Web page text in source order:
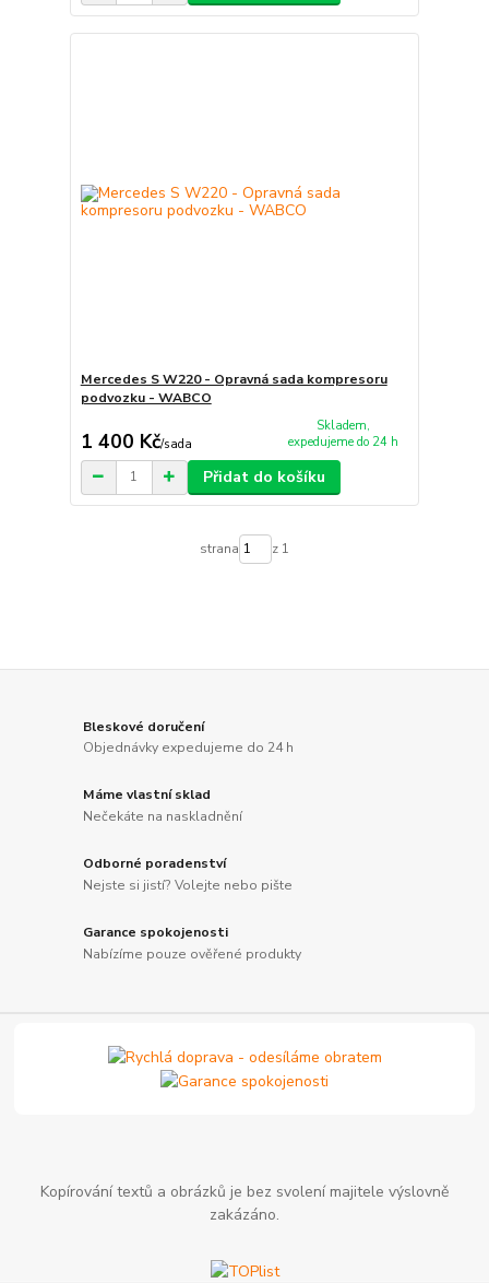
Mercedes S W220 - Opravná sada kompresoru
podvozku - WABCO
1 400 Kč/sada
Skladem,
expedujeme do 24 h
Přidat do košíku
strana z 1
Bleskové doručení
Objednávky expedujeme do 24 h
Máme vlastní sklad
Nečekáte na naskladnění
Odborné poradenství
Nejste si jistí? Volejte nebo pište
Garance spokojenosti
Nabízíme pouze ověřené produkty
Kopírování textů a obrázků je bez svolení majitele výslovně
zakázáno.